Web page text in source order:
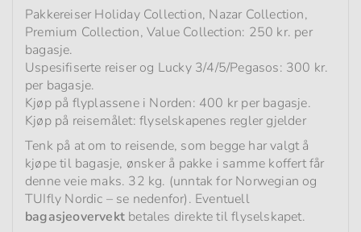
Pakkereiser Holiday Collection, Nazar Collection,
Premium Collection, Value Collection: 250 kr. per
bagasje.
Uspesifiserte reiser og Lucky 3/4/5/Pegasos: 300 kr.
per bagasje.
Kjøp på flyplassene i Norden: 400 kr per bagasje.
Kjøp på reisemålet: flyselskapenes regler gjelder
Tenk på at om to reisende, som begge har valgt å
kjøpe til bagasje, ønsker å pakke i samme koffert får
denne veie maks. 32 kg. (unntak for Norwegian og
TUIfly Nordic – se nedenfor). Eventuell
bagasjeovervekt betales direkte til flyselskapet.